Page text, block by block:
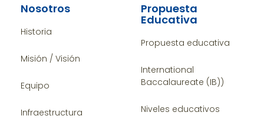
Nosotros
Historia
Misión / Visión
Equipo
Infraestructura
Propuesta
Educativa
Propuesta educativa
International
Baccalaureate (IB))
Niveles educativos